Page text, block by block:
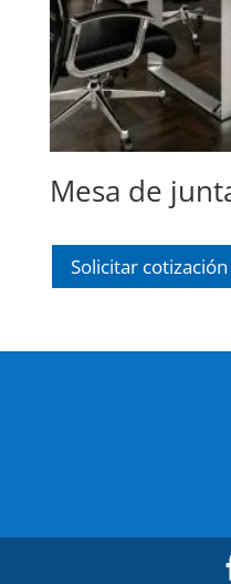
Mesa de
Solicitar cotización